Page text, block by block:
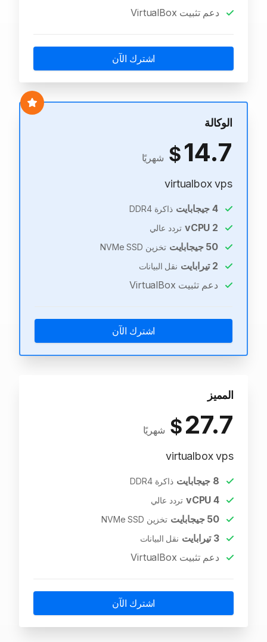
دعم تثبيت VirtualBox
اشترك الآن
الوكالة
14.7
$ شهريًا
virtualbox vps
4جيجابايت ذاكرة DDR4
2 تردد عالي
50 جيجابايت تخزين NVMe SSD
2 تيرابايت نقل البيانات
دعم تثبيت VirtualBox
اشترك الآن
المميز
27.7
$ شهريًا
virtualbox vps
8 جيجابايت ذاكرة DDR4
4
vCPU تردد عالي
50 جيجابايت تخزين NVMe SSD
3 تيرابايت نقل البيانات
دعم تثبيت VirtualBox
اشترك الآن